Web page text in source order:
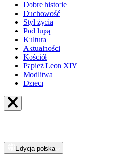
Dobre historie
Duchowość
Styl życia
Pod lupą
Kultura
Aktualności
Kościół
Papież Leon XIV
Modlitwa
Dzieci
Edycja polska